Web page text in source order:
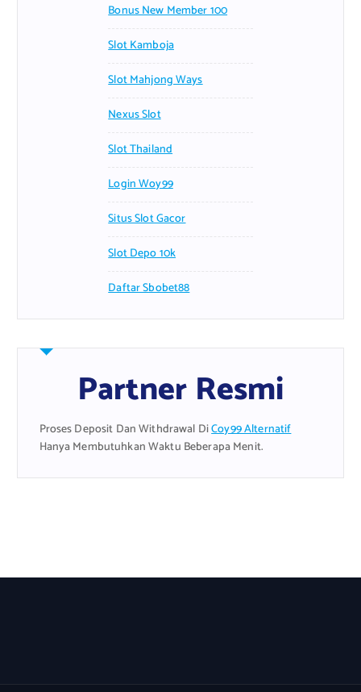
Bonus New Member 100
Slot Kamboja
Slot Mahjong Ways
Nexus Slot
Slot Thailand
Login Woy99
Situs Slot Gacor
Slot Depo 10k
Daftar Sbobet88
Partner Resmi
Proses Deposit Dan Withdrawal DiCoy99 Alternatif
Hanya Membutuhkan Waktu Beberapa Menit.